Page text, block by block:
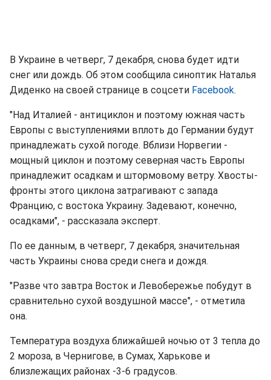
В Украине в четверг, 7 декабря, снова будет идти
снег или дождь. Об этом сообщила синоптик Наталья
Диденко на своей странице в соцсети Facebook.
"Над Италией - антициклон и поэтому южная часть
Европы с выступлениями вплоть до Германии будут
принадлежать сухой погоде. Вблизи Норвегии -
мощный циклон и поэтому северная часть Европы
принадлежит осадкам и штормовому ветру. Хвосты-
фронты этого циклона затрагивают с запада
Францию, с востока Украину. Задевают, конечно,
осадками", - рассказала эксперт.
По ее данным, в четверг, 7 декабря, значительная
часть Украины снова среди снега и дождя.
"Разве что завтра Восток и Левобережье побудут в
сравнительно сухой воздушной массе", - отметила
она.
Температура воздуха ближайшей ночью от 3 тепла до
2 мороза, в Чернигове, в Сумах, Харькове и
близлежащих районах -3-6 градусов.